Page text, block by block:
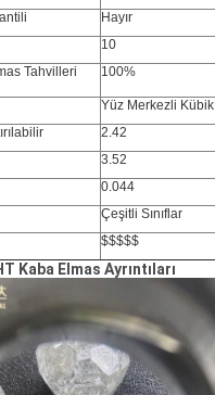
Hayır
10
Tahvilleri
100%
Yüz Merkezli Kübik
2.42
3.52
0.044
Çeşitli Sınıflar
$$$$$
Kaba Elmas Ayrıntıları